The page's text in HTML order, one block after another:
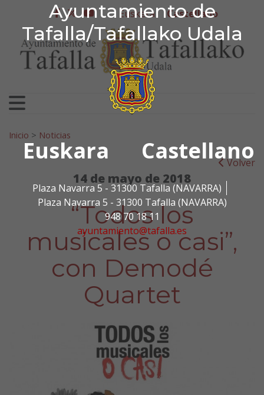
Ayuntamiento de
Tafalla/Tafallako Udala
Euskara Castellano
Plaza Navarra 5 - 31300 Tafalla (NAVARRA)
Plaza Navarra 5 - 31300 Tafalla (NAVARRA)
948 70 18 11
ayuntamiento@tafalla.es
Ir al contenido
Ayuntamiento de
facebook
twitter
youtube
Euskera Castellano
Search for:
Inicio > Noticias
Volver
14 de mayo de 2018
“Todos los
musicales o casi”,
con Demodé
Quartet